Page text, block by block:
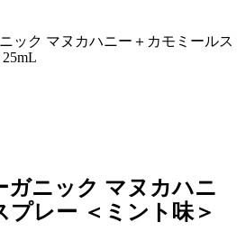
ック マヌカハニー＋カモミールス
ガニック マヌカハニ
プレー ＜ミント味＞